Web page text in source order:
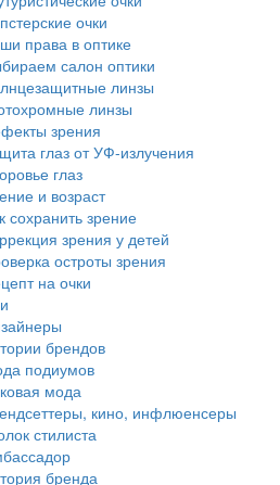
очки
права в оптике
салон оптики
линзы
линзы
зрения
глаз от УФ-излучения
глаз
и возраст
сохранить зрение
зрения у детей
остроты зрения
на очки
брендов
подиумов
мода
кино, инфлюенсеры
стилиста
бренда